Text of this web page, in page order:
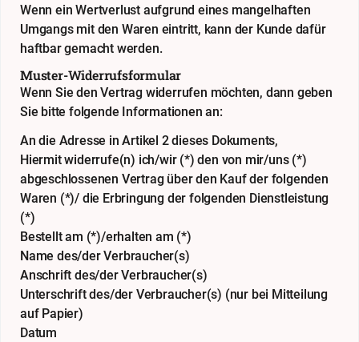
Wenn ein Wertverlust aufgrund eines mangelhaften
Umgangs mit den Waren eintritt, kann der Kunde dafür
haftbar gemacht werden.
Muster-Widerrufsformular
Wenn Sie den Vertrag widerrufen möchten, dann geben
Sie bitte folgende Informationen an:
An die Adresse in Artikel 2 dieses Dokuments,
Hiermit widerrufe(n) ich/wir (*) den von mir/uns (*)
abgeschlossenen Vertrag über den Kauf der folgenden
Waren (*)/ die Erbringung der folgenden Dienstleistung
(*)
Bestellt am (*)/erhalten am (*)
Name des/der Verbraucher(s)
Anschrift des/der Verbraucher(s)
Unterschrift des/der Verbraucher(s) (nur bei Mitteilung
auf Papier)
Datum